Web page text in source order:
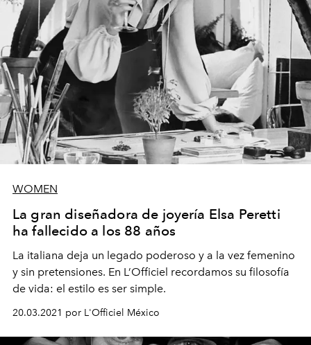
WOMEN
La gran diseñadora de joyería Elsa Peretti
ha fallecido a los 88 años
La italiana deja un legado poderoso y a la vez femenino
y sin pretensiones. En L’Officiel recordamos su filosofía
de vida: el estilo es ser simple.
20.03.2021 por L'Officiel México